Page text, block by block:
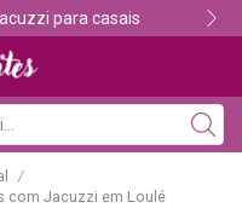
com jacuzzi
/
com Jacuzzi em Loulé